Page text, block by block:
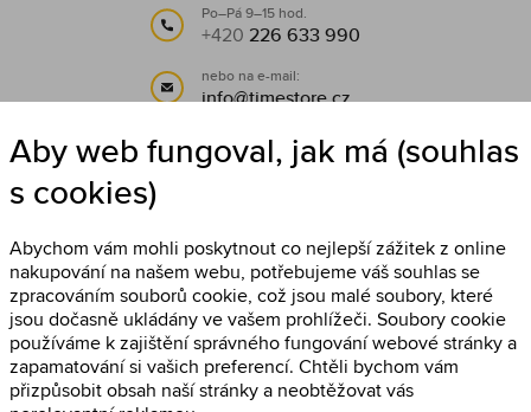
Po–Pá 9–15 hod.
+420 226 633 990
nebo na e-mail:
info@timestore.cz
Sledujte nás
Aby web fungoval, jak má (souhlas
s cookies)
Abychom vám mohli poskytnout co nejlepší zážitek z online
nakupování na našem webu, potřebujeme váš souhlas se
zpracováním souborů cookie, což jsou malé soubory, které
jsou dočasně ukládány ve vašem prohlížeči. Soubory cookie
používáme k zajištění správného fungování webové stránky a
zapamatování si vašich preferencí. Chtěli bychom vám
přizpůsobit obsah naší stránky a neobtěžovat vás